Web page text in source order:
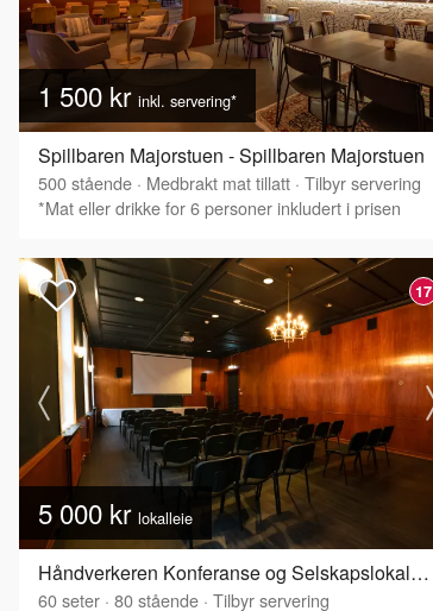
1 500 kr inkl. servering*
Spillbaren Majorstuen - Spillbaren Majorstuen
500stående · Medbrakt mat tillatt · Tilbyr servering
*Mat eller drikke for 6 personer inkludert i prisen
17
5 000 kr lokalleie
Håndverkeren Konferanse og Selskapslokaler - Industrisalen
60seter · 80stående · Tilbyr servering